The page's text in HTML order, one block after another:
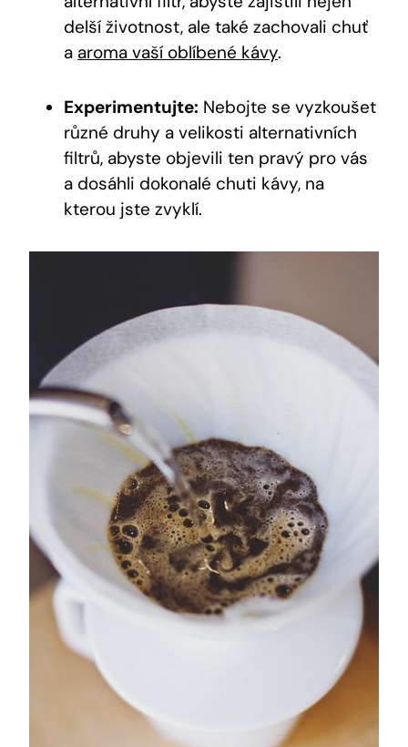
delší životnost, ale také zachovali chuť
a aroma vaší oblíbené kávy.
Experimentujte: Nebojte se vyzkoušet
různé druhy a velikosti alternativních
filtrů, abyste objevili ten pravý pro vás
a dosáhli dokonalé chuti kávy, na
kterou jste zvyklí.